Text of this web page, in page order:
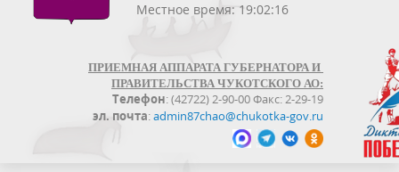
Местное время: 19:02:16
ПРИЕМНАЯ АППАРАТА ГУБЕРНАТОРА И
ПРАВИТЕЛЬСТВА ЧУКОТСКОГО АО:
Телефон: (42722) 2-90-00 Факс: 2-29-19
эл. почта:admin87chao@chukotka-gov.ru